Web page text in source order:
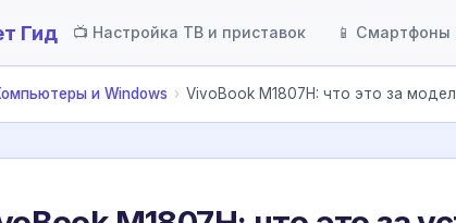
Гид 📺 Настройка ТВ и приставок 📱
и Windows › VivoBook M1807H: что это за